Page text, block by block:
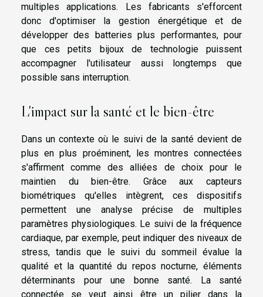
multiples applications. Les fabricants s'efforcent
donc d'optimiser la gestion énergétique et de
développer des batteries plus performantes, pour
que ces petits bijoux de technologie puissent
accompagner l'utilisateur aussi longtemps que
possible sans interruption.
L'impact sur la santé et le bien-être
Dans un contexte où le suivi de la santé devient de
plus en plus proéminent, les montres connectées
s'affirment comme des alliées de choix pour le
maintien du bien-être. Grâce aux capteurs
biométriques qu'elles intègrent, ces dispositifs
permettent une analyse précise de multiples
paramètres physiologiques. Le suivi de la fréquence
cardiaque, par exemple, peut indiquer des niveaux de
stress, tandis que le suivi du sommeil évalue la
qualité et la quantité du repos nocturne, éléments
déterminants pour une bonne santé. La santé
connectée se veut ainsi être un pilier dans la